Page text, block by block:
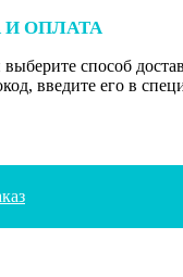
И ОПЛАТА
способ
введите его в